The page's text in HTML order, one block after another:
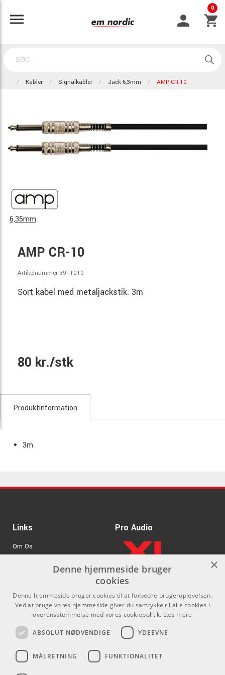
0
Kabler Signalkabler Jack 6,3mm AMP CR-10
6,35mm
AMP CR-10
Artikelnummer 3911010
Sort kabel med metaljackstik. 3m
80 kr./stk
Produktinformation
3m
Links
Om Os
GDPR & Cookies
Pro Audio
.
Kontakt
Som privatperson kan du ikke
købe på denne hjemmeside, alt
Sociale medier
×
Denne hjemmeside bruger
cookies
Denne hjemmeside bruger cookies til at forbedre brugeroplevelsen.
Ved at bruge vores hjemmeside giver du samtykke til alle cookies i
overensstemmelse med vores cookiepolitik. Læs mere
ABSOLUT NØDVENDIGE YDEEVNE
MÅLRETNING FUNKTIONALITET